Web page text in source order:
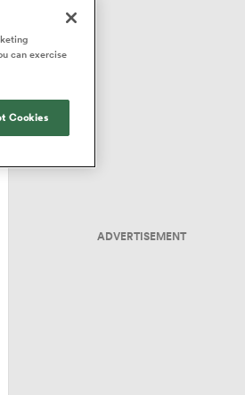
ADVERTISEMENT
can exercise
Cookies